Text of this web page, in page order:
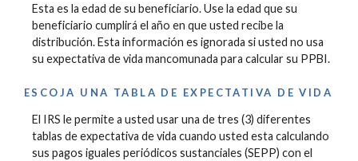
Esta es la edad de su beneficiario. Use la edad que su
beneficiario cumplirá el año en que usted recibe la
distribución. Esta información es ignorada si usted no usa
su expectativa de vida mancomunada para calcular su PPBI.
ESCOJA UNA TABLA DE EXPECTATIVA DE VIDA
El IRS le permite a usted usar una de tres (3) diferentes
tablas de expectativa de vida cuando usted esta calculando
sus pagos iguales periódicos sustanciales (SEPP) con el